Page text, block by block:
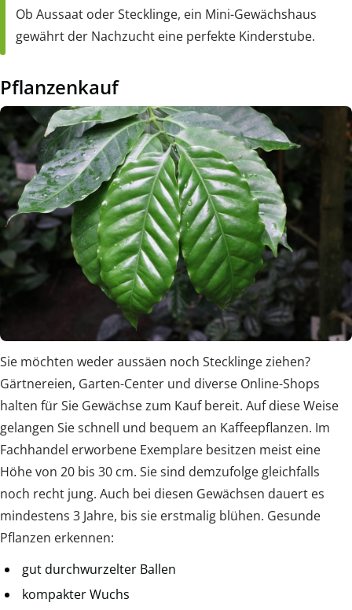
Ob Aussaat oder Stecklinge, ein Mini-Gewächshaus
gewährt der Nachzucht eine perfekte Kinderstube.
Pflanzenkauf
Sie möchten weder aussäen noch Stecklinge ziehen?
Gärtnereien, Garten-Center und diverse Online-Shops
halten für Sie Gewächse zum Kauf bereit. Auf diese Weise
gelangen Sie schnell und bequem an Kaffeepflanzen. Im
Fachhandel erworbene Exemplare besitzen meist eine
Höhe von 20 bis 30 cm. Sie sind demzufolge gleichfalls
noch recht jung. Auch bei diesen Gewächsen dauert es
mindestens 3 Jahre, bis sie erstmalig blühen. Gesunde
Pflanzen erkennen:
gut durchwurzelter Ballen
kompakter Wuchs